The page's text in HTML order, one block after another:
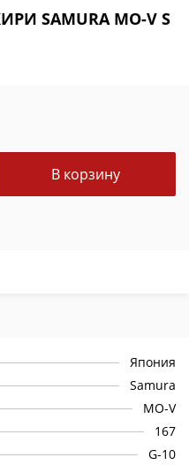
SAMURA MO-V S
В корзину
Япония
Samura
MO-V
167
G-10